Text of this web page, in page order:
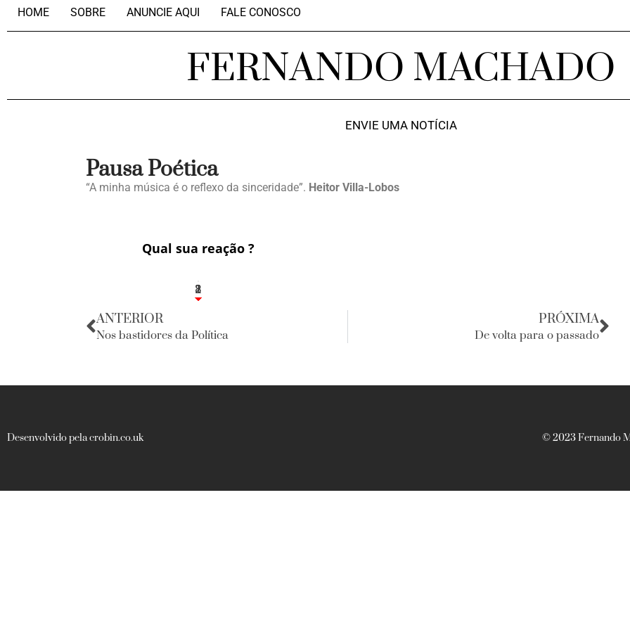
HOME SOBRE ANUNCIE AQUI FALE CONOSCO
FERNANDO MACHADO
ENVIE UMA NOTÍCIA
Pausa Poética
“A minha música é o reflexo da sinceridade”. Heitor Villa-Lobos
Qual sua reação ?
1
2
8
ANTERIOR
Nos bastidores da Política
PRÓXIMA
De volta para o passado
Desenvolvido pela crobin.co.uk © 2023 Fernando